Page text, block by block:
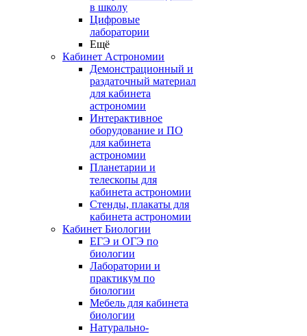
в школу
Цифровые
лаборатории
Ещё
Кабинет Астрономии
Демонстрационный и
раздаточный материал
для кабинета
астрономии
Интерактивное
оборудование и ПО
для кабинета
астрономии
Планетарии и
телескопы для
кабинета астрономии
Стенды, плакаты для
кабинета астрономии
Кабинет Биологии
ЕГЭ и ОГЭ по
биологии
Лаборатории и
практикум по
биологии
Мебель для кабинета
биологии
Натурально-